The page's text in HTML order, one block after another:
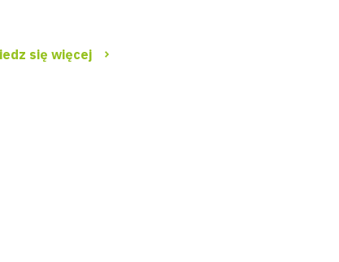
się więcej